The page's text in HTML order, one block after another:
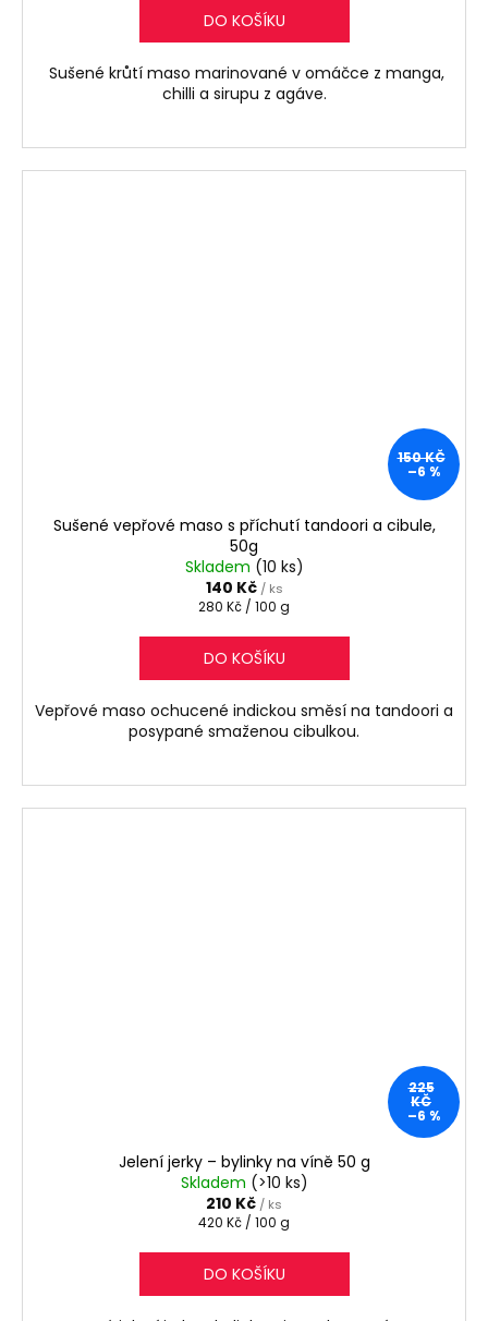
DO KOŠÍKU
Sušené krůtí maso marinované v omáčce z manga,
chilli a sirupu z agáve.
150 KČ
–6 %
Sušené vepřové maso s příchutí tandoori a cibule,
50g
Skladem (10 ks)
140 Kč / ks
Měrná
280 Kč / 100 g
DO KOŠÍKU
Vepřové maso ochucené indickou směsí na tandoori a
posypané smaženou cibulkou.
225
KČ
–6 %
Jelení jerky – bylinky na víně 50 g
Skladem (>10 ks)
210 Kč / ks
Měrná
420 Kč / 100 g
DO KOŠÍKU